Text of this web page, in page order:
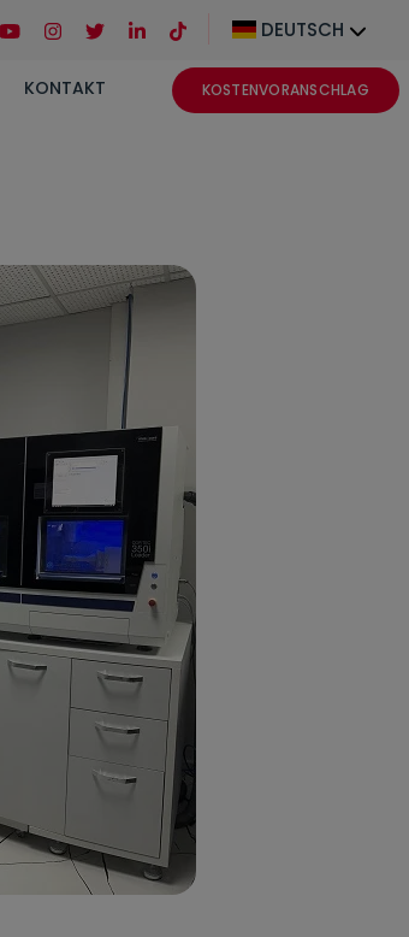
DEUTSCH
KONTAKT KOSTENVORANSCHLAG